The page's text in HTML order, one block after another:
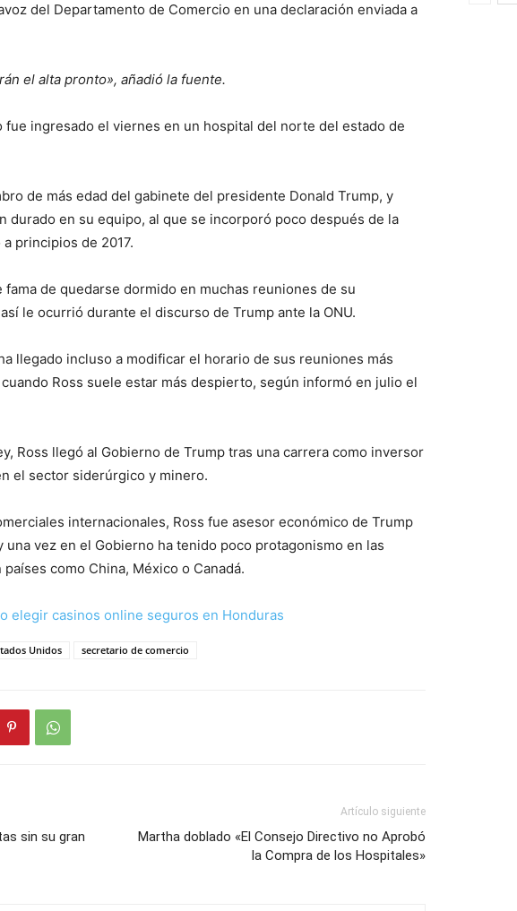
del Departamento de Comercio en una declaración enviada a
el alta pronto», añadió la fuente.
fue ingresado el viernes en un hospital del norte del estado de
de más edad del gabinete del presidente Donald Trump, y
durado en su equipo, al que se incorporó poco después de la
principios de 2017.
de quedarse dormido en muchas reuniones de su
le ocurrió durante el discurso de Trump ante la ONU.
llegado incluso a modificar el horario de sus reuniones más
Ross suele estar más despierto, según informó en julio el
Ross llegó al Gobierno de Trump tras una carrera como inversor
el sector siderúrgico y minero.
internacionales, Ross fue asesor económico de Trump
una vez en el Gobierno ha tenido poco protagonismo en las
como China, México o Canadá.
elegir casinos online seguros en Honduras
Unidos secretario de comercio
sin su gran
Artículo siguiente
Martha doblado «El Consejo Directivo no Aprobó
la Compra de los Hospitales»